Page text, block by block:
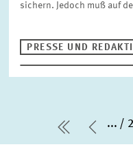
sichern. Jedoch muß auf
PRESSE UND
erste Seite
...